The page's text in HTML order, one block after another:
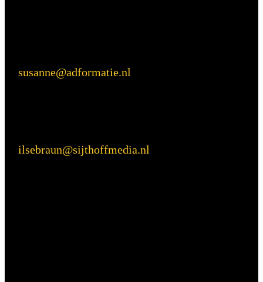
susanne@adformatie.nl
ilsebraun@sijthoffmedia.nl